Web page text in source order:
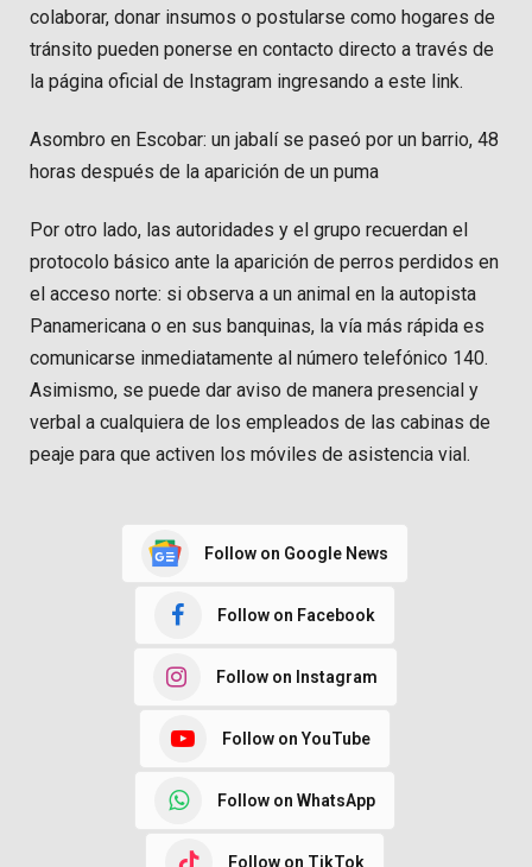
colaborar, donar insumos o postularse como hogares de
tránsito pueden ponerse en contacto directo a través de
la página oficial de Instagram ingresando a este link.
Asombro en Escobar: un jabalí se paseó por un barrio, 48
horas después de la aparición de un puma
Por otro lado, las autoridades y el grupo recuerdan el
protocolo básico ante la aparición de perros perdidos en
el acceso norte: si observa a un animal en la autopista
Panamericana o en sus banquinas, la vía más rápida es
comunicarse inmediatamente al número telefónico 140.
Asimismo, se puede dar aviso de manera presencial y
verbal a cualquiera de los empleados de las cabinas de
peaje para que activen los móviles de asistencia vial.
Follow on Google News
Follow on Facebook
Follow on Instagram
Follow on YouTube
Follow on WhatsApp
Follow on TikTok